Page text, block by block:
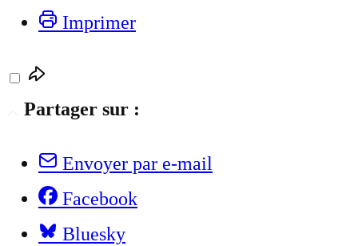
Imprimer
Partager sur :
Envoyer par e-mail
Facebook
Bluesky